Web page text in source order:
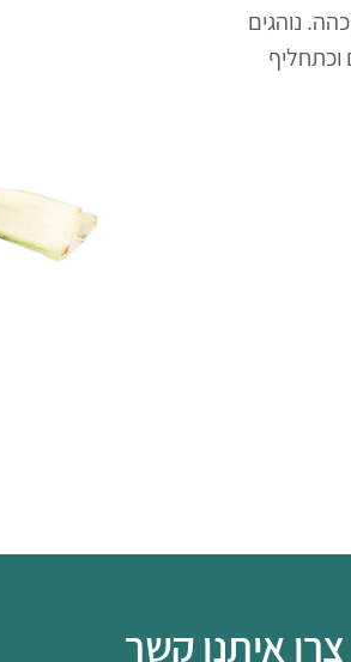
. נוהגים
צרו איתנו קשר